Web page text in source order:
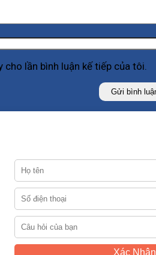
lần bình luận kế tiếp của tôi.
Xác Nhận